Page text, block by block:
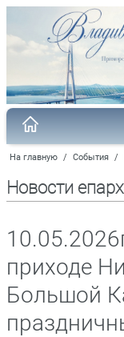
На главную / События /
Новости
приходе
Большой